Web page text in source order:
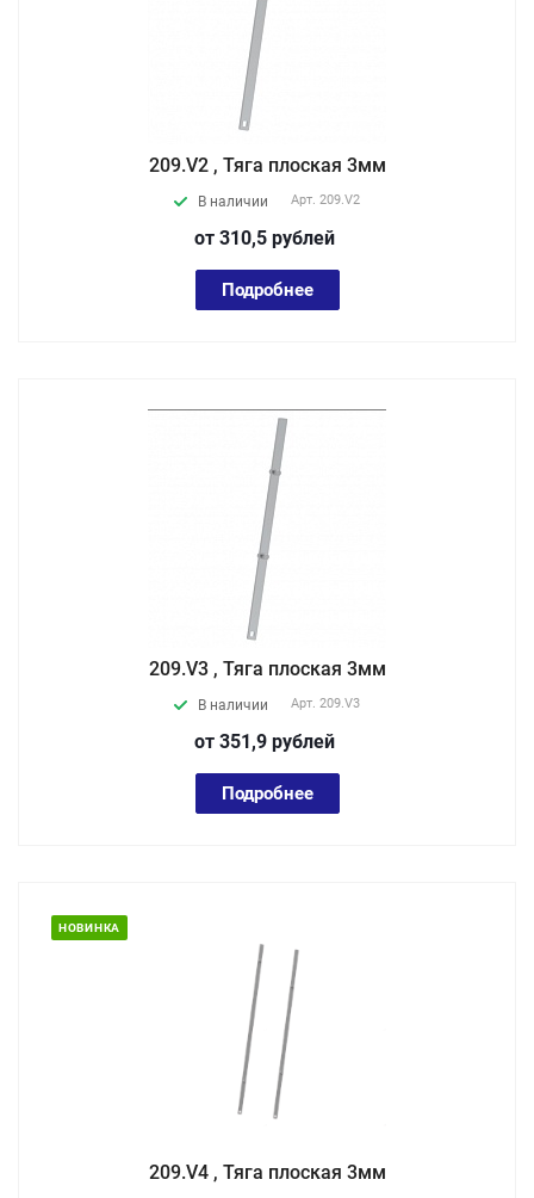
209.V2 , Тяга плоская 3мм
В наличии Арт. 209.V2
от 310,5 рублей
Подробнее
209.V3 , Тяга плоская 3мм
В наличии Арт. 209.V3
от 351,9 рублей
Подробнее
НОВИНКА
209.V4 , Тяга плоская 3мм